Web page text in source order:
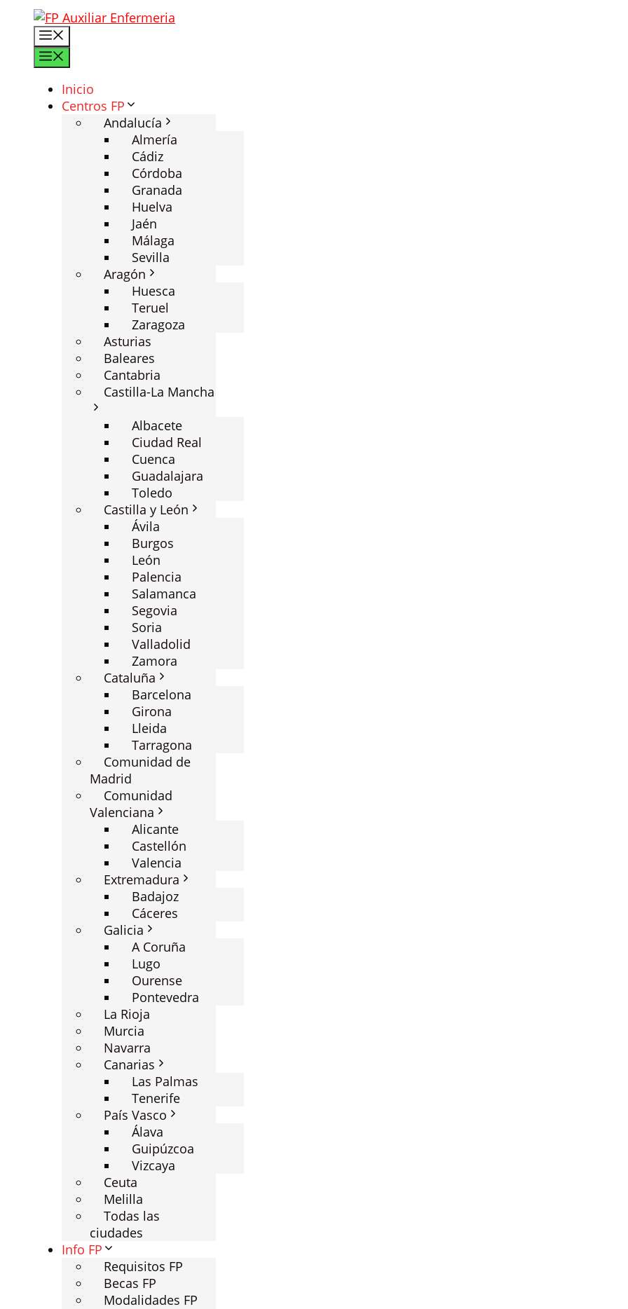
Saltar
contenido
Inicio
Centros FP
Andalucía
Almería
Cádiz
Córdoba
Granada
Huelva
Jaén
Málaga
Sevilla
Aragón
Huesca
Teruel
Zaragoza
Asturias
Baleares
Cantabria
Castilla-La Mancha
Albacete
Ciudad Real
Cuenca
Guadalajara
Toledo
Castilla y León
Ávila
Burgos
León
Palencia
Salamanca
Segovia
Soria
Valladolid
Zamora
Cataluña
Barcelona
Girona
Lleida
Tarragona
Comunidad de
Madrid
Comunidad
Valenciana
Alicante
Castellón
Valencia
Extremadura
Badajoz
Cáceres
Galicia
A Coruña
Lugo
Ourense
Pontevedra
La Rioja
Murcia
Navarra
Canarias
Las Palmas
Tenerife
País Vasco
Álava
Guipúzcoa
Vizcaya
Ceuta
Melilla
Todas las
ciudades
Info FP
Requisitos FP
Becas FP
Modalidades FP